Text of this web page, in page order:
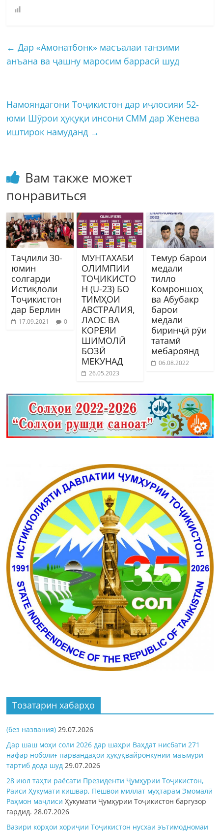
← Дар «Амонатбонк» масъалаи танзими
анъана ва ҷашну маросим баррасӣ шуд
Намояндагони Тоҷикистон дар иҷлосияи 52-
юми Шӯрои ҳуқуқи инсони СММ дар Женева
иштирок намуданд →
Вам также может
понравиться
Таҷлили 30-
юмин
солгарди
Истиқлоли
Тоҷикистон
дар Берлин
17.09.2021 0
МУНТАХАБИ
ОЛИМПИИ
ТОҶИКИСТО
Н (U-23) БО
ТИМҲОИ
АВСТРАЛИЯ,
ЛАОС ВА
КОРЕЯИ
ШИМОЛӢ
БОЗӢ
МЕКУНАД
26.05.2023
Темур барои
медали
тилло
Комроншоҳ
ва Абубакр
барои
медали
биринҷӣ рӯи
татамӣ
мебароянд
06.08.2022
Тозатарин хабарҳо
(без названия) 29.07.2026
Дар шаш моҳи соли 2026 дар шаҳри Ваҳдат нисбати 271
нафар ноболиғ парвандаҳои ҳуқуқвайронкунии маъмурӣ
тартиб дода шуд 29.07.2026
28 июл таҳти раёсати Президенти Ҷумҳурии Тоҷикистон,
Раиси Ҳукумати кишвар, Пешвои миллат муҳтарам Эмомалӣ
Раҳмон маҷлисиҲукумати Ҷумҳурии Тоҷикистон баргузор
гардид.28.07.2026
Вазири корҳои хориҷии Тоҷикистон нусхаи эътимодномаи